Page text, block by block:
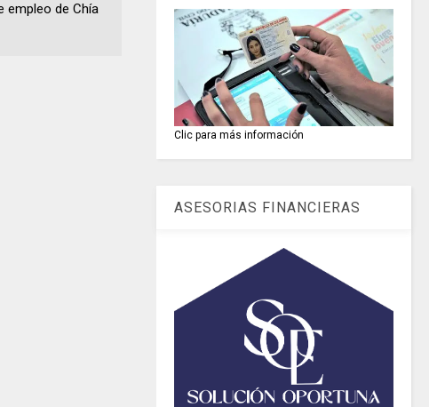
empleo de Chía
Clic para más información
ASESORIAS FINANCIERAS